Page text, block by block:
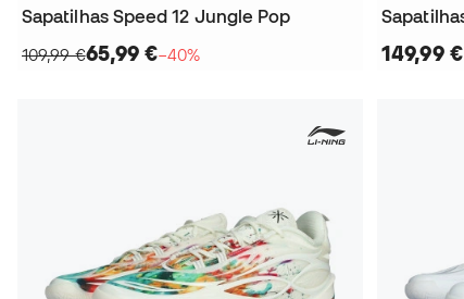
Sapatilhas Speed 12 Jungle Pop
109,99 €65,99 €−40% 149,99 €